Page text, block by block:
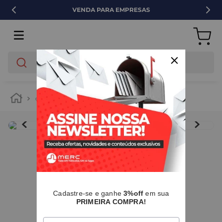
VENDA PARA EMPRESAS
O que você está buscando?
elétrica
IMAGENS MERAMENTE ILUSTRATIVAS
Cadastre-se e ganhe3%off em sua
PRIMEIRA COMPRA!